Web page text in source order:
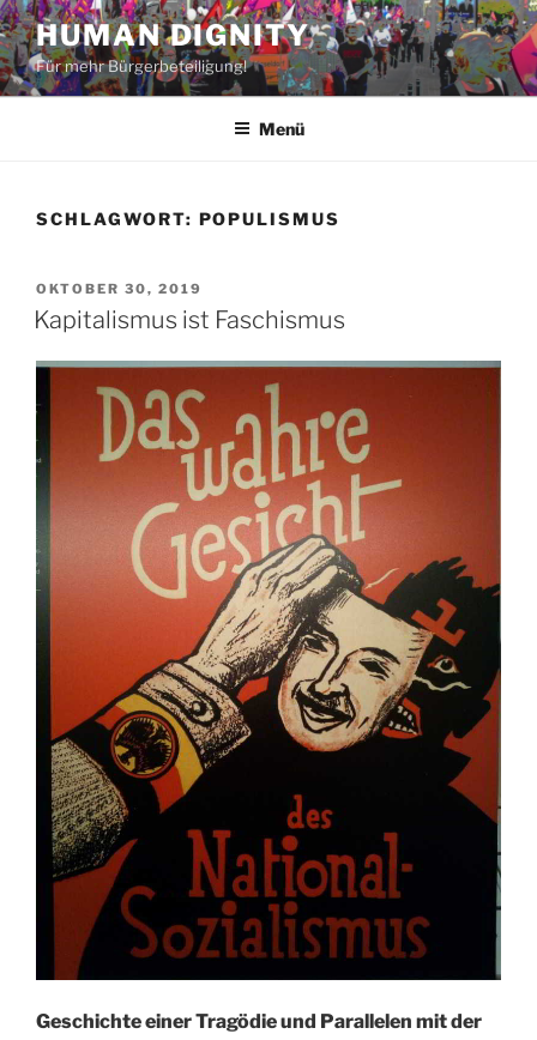
Zum
Inhalt
springen
HUMAN DIGNITY
Für mehr Bürgerbeteiligung!
Menü
SCHLAGWORT: POPULISMUS
VERÖFFENTLICHT
AM
OKTOBER 30, 2019
Kapitalismus ist Faschismus
Geschichte einer Tragödie und Parallelen mit der